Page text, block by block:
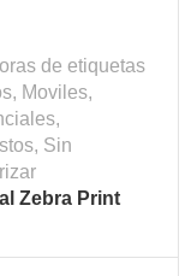
de etiquetas
Moviles,
,
, Sin
Zebra Print